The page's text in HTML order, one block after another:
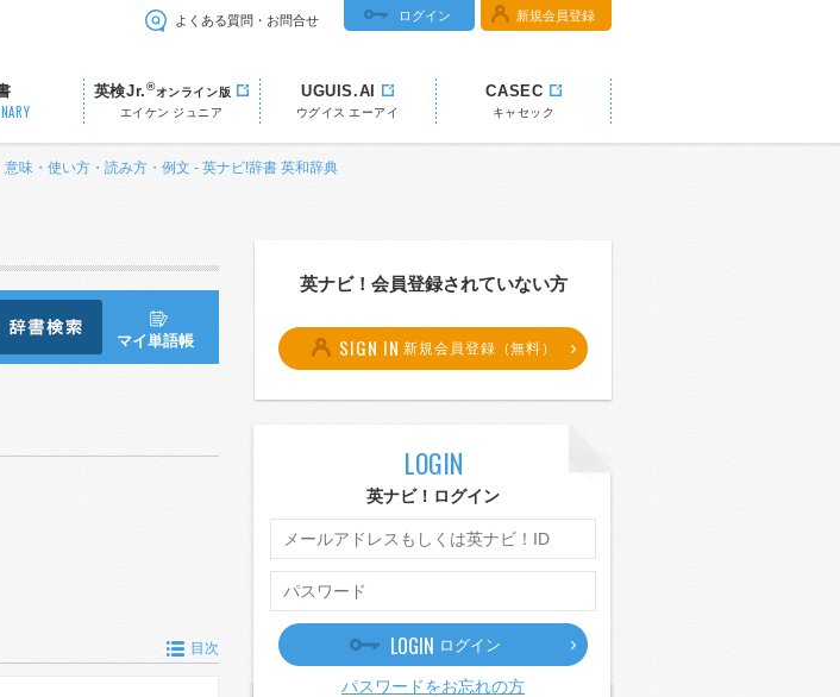
よくある質問・お問合せ ログイン 新規会員登録
英検Jr.®オンライン版
エイケン ジュニア
UGUIS.AI
ウグイス エーアイ
CASEC
キャセック
意味・使い方・読み方・例文 - 英ナビ!辞書 英和辞典
マイ単語帳
目次
英ナビ！会員登録されていない方
SIGN IN 新規会員登録（無料）
LOGIN
英ナビ！ログイン
LOGIN ログイン
パスワードをお忘れの方